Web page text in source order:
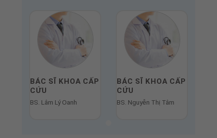
BÁC SĨ KHOA CẤP
CỨU
BS. Lâm Lý Oanh
BÁC SĨ KHOA CẤP
CỨU
BS. Nguyễn Thị Tâm